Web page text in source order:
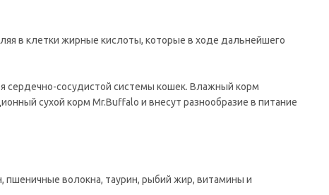
в клетки жирные кислоты, которые в ходе дальнейшего
сердечно-сосудистой системы кошек. Влажный корм
сухой корм Mr.Buffalo и внесут разнообразие в питание
пшеничные волокна, таурин, рыбий жир, витамины и